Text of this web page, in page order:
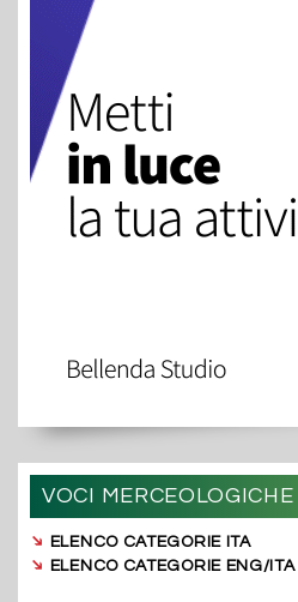
VOCI MERCEOLOGICHE
➔ ELENCO CATEGORIE ITA
➔ ELENCO CATEGORIE ENG/ITA